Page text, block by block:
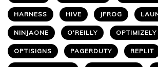
HARNESS HIVE JFROG
NINJAONE O'REILLY OPTIMIZELY
OPTISIGNS PAGERDUTY REPLIT